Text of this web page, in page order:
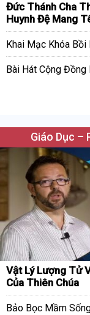
Đức Thánh Cha
Huynh Đệ Mang
Khai Mạc Khóa
Bài Hát Cộng
Giáo Dục –
Vật Lý Lượng Tử
Của Thiên Chúa
Bảo Bọc Mầm